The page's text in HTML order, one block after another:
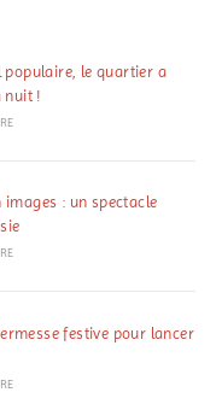
populaire, le quartier a
nuit !
: un spectacle
festive pour lancer